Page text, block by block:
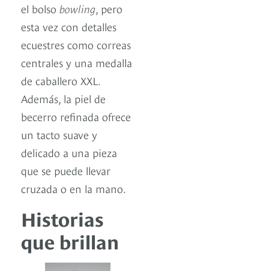
el bolso bowling, pero
esta vez con detalles
ecuestres como correas
centrales y una medalla
de caballero XXL.
Además, la piel de
becerro refinada ofrece
un tacto suave y
delicado a una pieza
que se puede llevar
cruzada o en la mano.
Historias
que brillan